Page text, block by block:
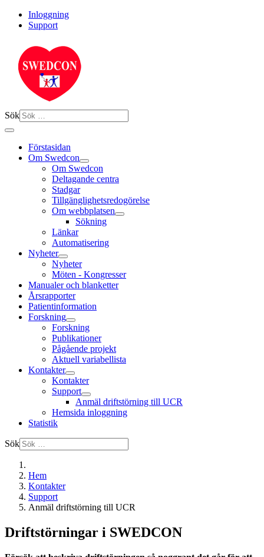
Inloggning
Support
Sök
Förstasidan
Om Swedcon
Om Swedcon
Deltagande centra
Stadgar
Tillgänglighetsredogörelse
Om webbplatsen
Sökning
Länkar
Automatisering
Nyheter
Nyheter
Möten - Kongresser
Manualer och blanketter
Årsrapporter
Patientinformation
Forskning
Forskning
Publikationer
Pågående projekt
Aktuell variabellista
Kontakter
Kontakter
Support
Anmäl driftstörning till UCR
Hemsida inloggning
Statistik
Sök
Hem
Kontakter
Support
Anmäl driftstörning till UCR
Driftstörningar i SWEDCON